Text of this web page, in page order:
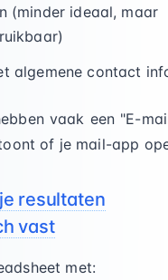
(minder ideaal, maar
algemene contact
vaak een "E-
of je mail-app
resultaten
vast
met: